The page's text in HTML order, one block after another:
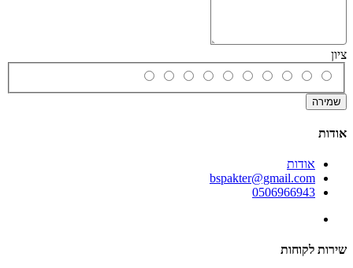
ציון
שמירה
אודות
אודות
bspakter@gmail.com
0506966943
שירות לקוחות